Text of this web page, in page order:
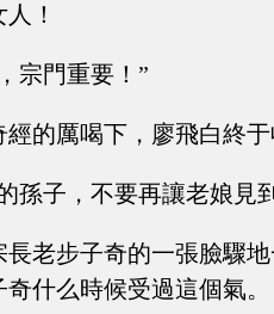
！
宗門重要！”
經的厲喝下，廖飛白終
孫子，不要再讓老娘見
長老步子奇的一張臉驟
什么時候受過這個氣。